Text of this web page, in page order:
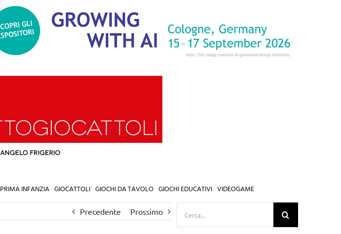
PRIMA INFANZIA GIOCATTOLI GIOCHI DA TAVOLO GIOCHI EDUCATIVI VIDEOGAME
Precedente Prossimo